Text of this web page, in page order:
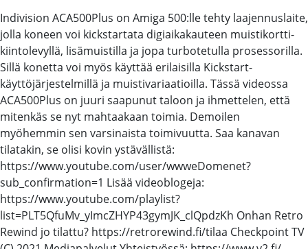
Indivision ACA500Plus on Amiga 500:lle tehty laajennuslaite,
jolla koneen voi kickstartata digiaikakauteen muistikortti-
kiintolevyllä, lisämuistilla ja jopa turbotetulla prosessorilla.
Sillä konetta voi myös käyttää erilaisilla Kickstart-
käyttöjärjestelmillä ja muistivariaatioilla. Tässä videossa
ACA500Plus on juuri saapunut taloon ja ihmettelen, että
mitenkäs se nyt mahtaakaan toimia. Demoilen
myöhemmin sen varsinaista toimivuutta. Saa kanavan
tilatakin, se olisi kovin ystävällistä:
https://www.youtube.com/user/wwweDomenet?
sub_confirmation=1 Lisää videoblogeja:
https://www.youtube.com/playlist?
list=PLT5QfuMv_yImcZHYP43gymJK_clQpdzKh Onhan Retro
Rewind jo tilattu? https://retrorewind.fi/tilaa Checkpoint TV